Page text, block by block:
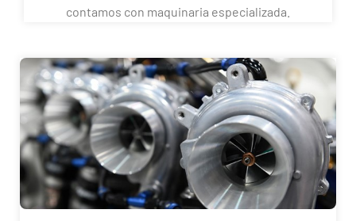
contamos con maquinaria especializada.